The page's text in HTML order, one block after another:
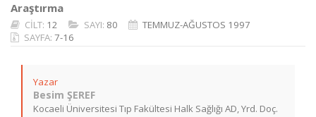
Araştırma
CİLT: 12 SAYI: 80
TEMMUZ-AĞUSTOS 1997
SAYFA: 7-16
Yazar
Besim ŞEREF
Kocaeli Üniversitesi Tıp Fakültesi Halk Sağlığı AD, Yrd. Doç.